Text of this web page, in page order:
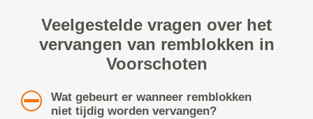
Veelgestelde vragen over het
vervangen van remblokken in
Voorschoten
Wat gebeurt er wanneer remblokken
niet tijdig worden vervangen?